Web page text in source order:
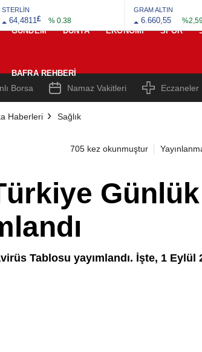
STERLİN
64,4811£ % 0.38
GRAM ALTIN
6.660,55
GÜNDEM
DÜNYA EKONOMI SPOR
BAFRA REHBERI
Borsa Namaz Vakitleri Eczaneler
Haberleri Sağlık
705 kez okunmuştur
Tablosu yayımlandı. İşte, 1